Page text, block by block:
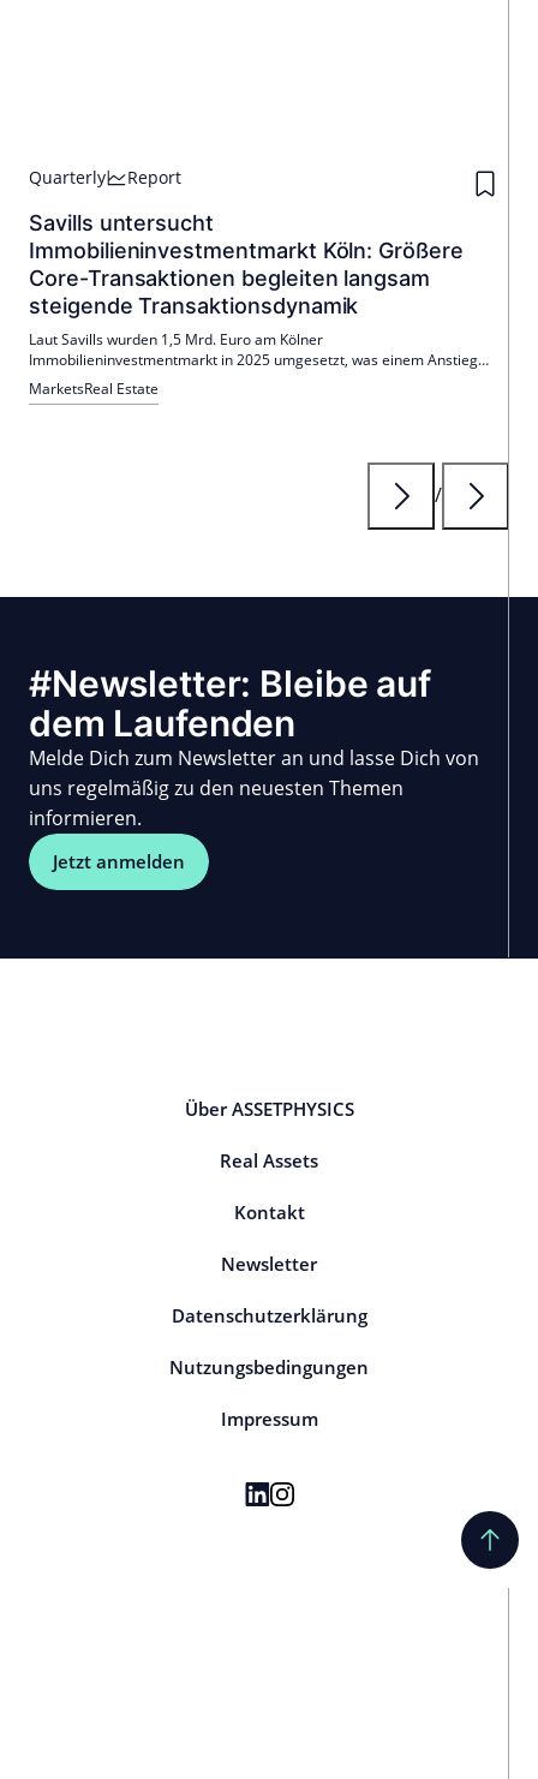
Quarterly Report
Savills untersucht
Immobilieninvestmentmarkt Köln: Größere
Core-Transaktionen begleiten langsam
steigende Transaktionsdynamik
Laut Savills wurden 1,5 Mrd. Euro am Kölner
Immobilieninvestmentmarkt in 2025 umgesetzt, was einem Anstieg
von 37 % gegenüber dem Vorjahr entspricht. Tobias Schneider
berichtet von zunehmendem Produktangebot.
MarketsReal Estate
/
#Newsletter: Bleibe auf
dem Laufenden
Melde Dich zum Newsletter an und lasse Dich von
uns regelmäßig zu den neuesten Themen
informieren.
Jetzt anmelden
Über ASSETPHYSICS
Real Assets
Kontakt
Newsletter
Datenschutzerklärung
Nutzungsbedingungen
Impressum